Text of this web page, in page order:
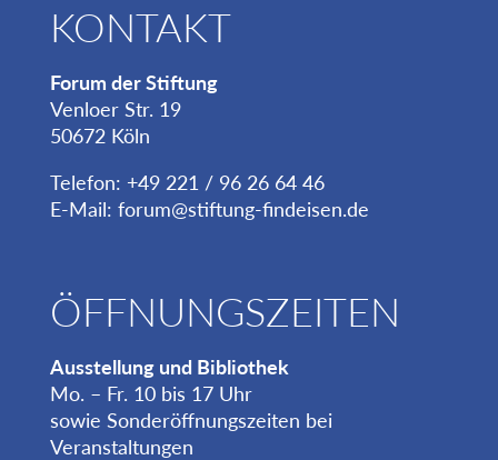
KONTAKT
Forum der Stiftung
Venloer Str. 19
50672 Köln
Telefon: +49 221 / 96 26 64 46
E-Mail: forum@stiftung-findeisen.de
ÖFFNUNGSZEITEN
Ausstellung und Bibliothek
Mo. – Fr. 10 bis 17 Uhr
sowie Sonderöffnungszeiten bei
Veranstaltungen